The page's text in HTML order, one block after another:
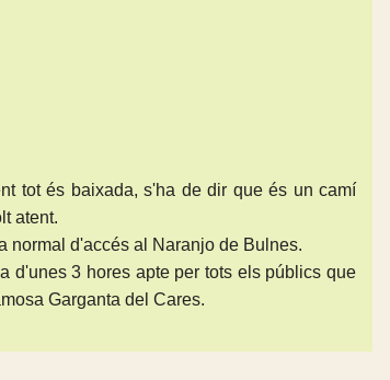
tot és baixada, s'ha de dir que és un camí
atent.
normal d'accés al Naranjo de Bulnes.
d'unes 3 hores apte per tots els públics que
Garganta del Cares.